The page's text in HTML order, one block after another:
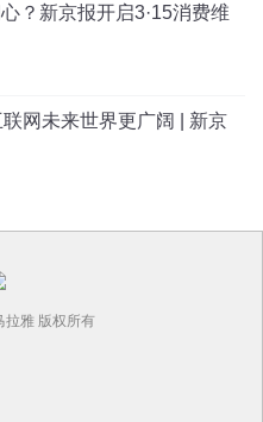
？新京报开启3·15消费维
网未来世界更广阔 | 新京
拉雅 版权所有